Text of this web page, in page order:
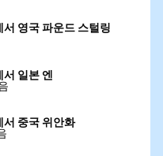
영국 파운드 스털링
일본 엔
중국 위안화